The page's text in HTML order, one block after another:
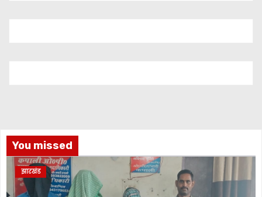
You missed
झारखंड